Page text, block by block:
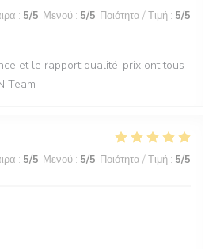
: 5/5 Μενού : 5/5 Ποιότητα / Τιμή : 5/5
et le rapport qualité-prix ont tous
Team
: 5/5 Μενού : 5/5 Ποιότητα / Τιμή : 5/5